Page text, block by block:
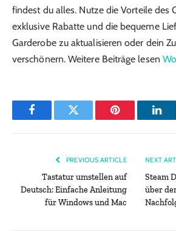
findest du alles. Nutze die Vorteile des
exklusive Rabatte und die bequeme
Garderobe zu aktualisieren oder dein
verschönern. Weitere Beiträge lesen
FacebookTwitter Pinterest
PREVIOUS ARTICLE
Tastatur umstellen auf
Deutsch: Einfache Anleitung
für Windows und Mac
NEXT
Steam
über